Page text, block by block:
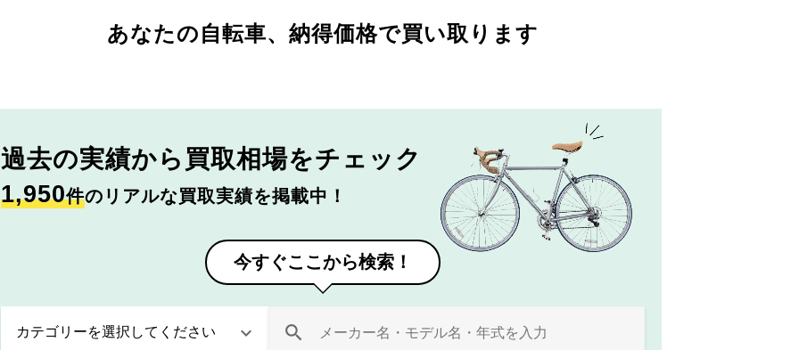
あなたの自転車、 納得価格で買い取ります
過去の実績から 買取相場をチェック
1,950件のリアルな買取実績を掲載中！
今すぐここから検索！